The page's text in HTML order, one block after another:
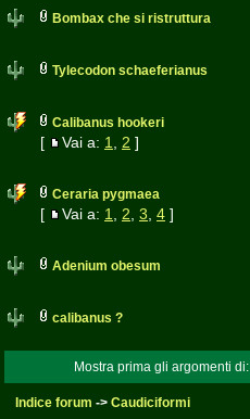
Bombax che si ristruttura
Tylecodon schaeferianus
Calibanus hookeri
[ Vai a: 1 2 ]
Ceraria pygmaea
[ Vai a: 1 2 3 4]
Adenium obesum
calibanus ?
Mostra prima gli argomenti di:
Indice forum -> Caudiciformi